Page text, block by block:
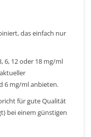
das einfach nur
6, 12 oder 18 mg/ml
6 mg/ml anbieten.
für gute Qualität
bei einem günstigen